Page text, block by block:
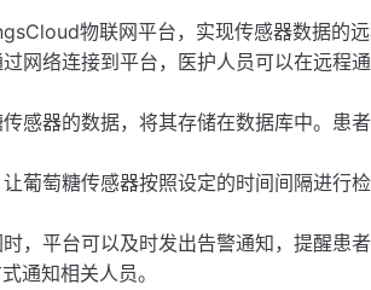
物联网平台，实现传感器数据的
网络连接到平台，医护人员可以在远程
感器的数据，将其存储在数据库中。患
葡萄糖传感器按照设定的时间间隔进行
，平台可以及时发出告警通知，提醒患
通知相关人员。